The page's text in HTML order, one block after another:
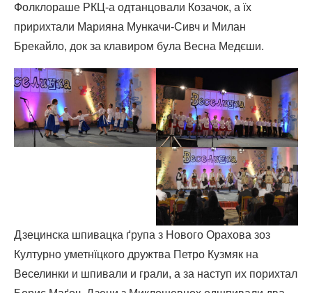
Фолклораше РКЦ-а одтанцовали Козачок, а їх
пририхтали Марияна Мункачи-Сивч и Милан
Брекайло, док за клавиром була Весна Медєши.
Дзецинска шпивацка ґрупа з Нового Орахова зоз
Културно уметнїцкого дружтва Петро Кузмяк на
Веселинки и шпивали и грали, а за наступ их порихтал